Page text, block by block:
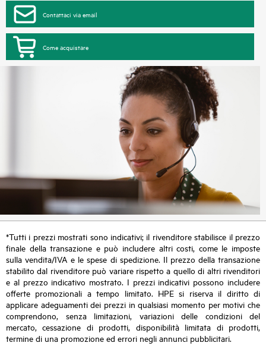
Contattaci via email
Come acquistare
*Tutti i prezzi mostrati sono indicativi; il rivenditore stabilisce il prezzo
finale della transazione e può includere altri costi, come le imposte
sulla vendita/IVA e le spese di spedizione. Il prezzo della transazione
stabilito dal rivenditore può variare rispetto a quello di altri rivenditori
e al prezzo indicativo mostrato. I prezzi indicativi possono includere
offerte promozionali a tempo limitato. HPE si riserva il diritto di
applicare adeguamenti dei prezzi in qualsiasi momento per motivi che
comprendono, senza limitazioni, variazioni delle condizioni del
mercato, cessazione di prodotti, disponibilità limitata di prodotti,
termine di una promozione ed errori negli annunci pubblicitari.